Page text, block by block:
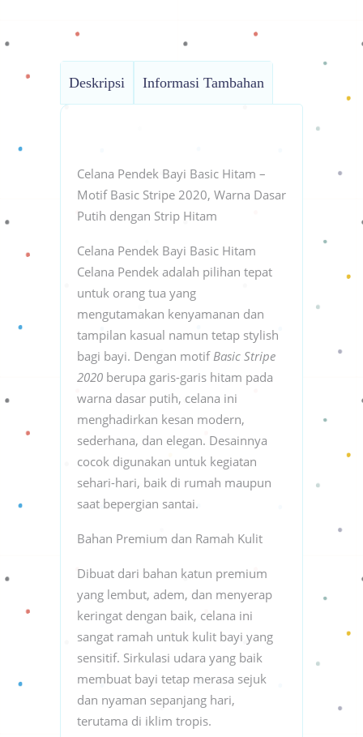
Deskripsi Informasi Tambahan
Celana Pendek Bayi Basic Hitam –
Motif Basic Stripe 2020, Warna Dasar
Putih dengan Strip Hitam
Celana Pendek Bayi Basic Hitam
Celana Pendek adalah pilihan tepat
untuk orang tua yang
mengutamakan kenyamanan dan
tampilan kasual namun tetap stylish
bagi bayi. Dengan motif Basic Stripe
2020 berupa garis-garis hitam pada
warna dasar putih, celana ini
menghadirkan kesan modern,
sederhana, dan elegan. Desainnya
cocok digunakan untuk kegiatan
sehari-hari, baik di rumah maupun
saat bepergian santai.
Bahan Premium dan Ramah Kulit
Dibuat dari bahan katun premium
yang lembut, adem, dan menyerap
keringat dengan baik, celana ini
sangat ramah untuk kulit bayi yang
sensitif. Sirkulasi udara yang baik
membuat bayi tetap merasa sejuk
dan nyaman sepanjang hari,
terutama di iklim tropis.